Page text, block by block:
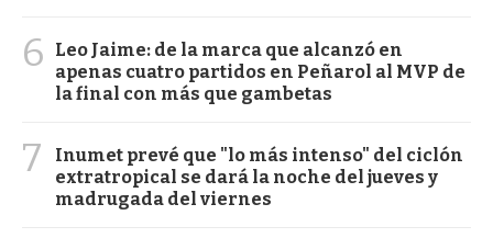
6
Leo Jaime: de la marca que alcanzó en
apenas cuatro partidos en Peñarol al MVP de
la final con más que gambetas
7
Inumet prevé que "lo más intenso" del ciclón
extratropical se dará la noche del jueves y
madrugada del viernes